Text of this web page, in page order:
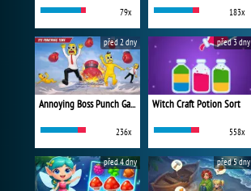
79x 183x
Annoying Boss Punch Game
236x
před 2 dny
Witch Craft Potion Sort
558x
před 3 dny
před 4 dny před 5 dny